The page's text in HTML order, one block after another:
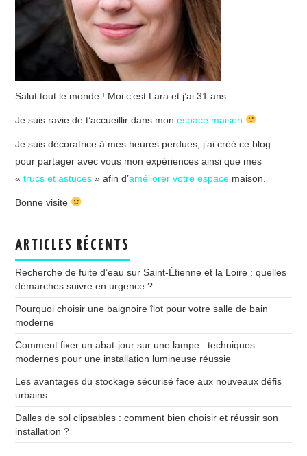
Salut tout le monde ! Moi c’est Lara et j’ai 31 ans.
Je suis ravie de t’accueillir dans monespace maison
Je suis décoratrice à mes heures perdues, j’ai créé ce blog
pour partager avec vous mon expériences ainsi que mes
«trucs et astuces » afin d’améliorer votre espace maison.
Bonne visite
ARTICLES RÉCENTS
Recherche de fuite d’eau sur Saint-Étienne et la Loire : quelles
démarches suivre en urgence ?
Pourquoi choisir une baignoire îlot pour votre salle de bain
moderne
Comment fixer un abat-jour sur une lampe : techniques
modernes pour une installation lumineuse réussie
Les avantages du stockage sécurisé face aux nouveaux défis
urbains
Dalles de sol clipsables : comment bien choisir et réussir son
installation ?